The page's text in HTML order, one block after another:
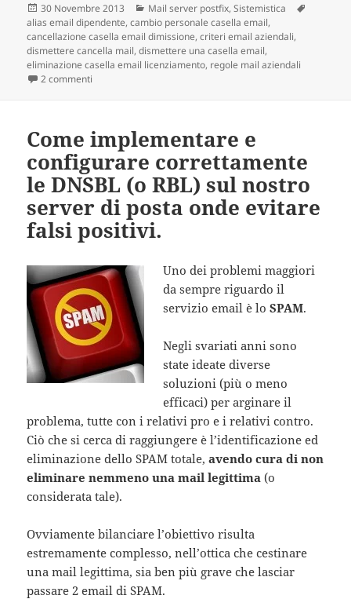
Scritto
il
30 Novembre 2013 Categorie
Mail server postfix,Sistemistica
alias email dipendente,cambio personale casella email,
cancellazione casella email dimissione,criteri email aziendali,
dismettere cancella mail,dismettere una casella email,
eliminazione casella email licenziamento, regole mail aziendali
2 commenti
Come implementare e
configurare correttamente
le DNSBL (o RBL) sul nostro
server di posta onde evitare
falsi positivi.
Uno dei problemi maggiori
da sempre riguardo il
servizio email è loSPAM.
Negli svariati anni sono
state ideate diverse
soluzioni (più o meno
efficaci) per arginare il
problema, tutte con i relativi pro e i relativi contro.
Ciò che si cerca di raggiungere è l’identificazione ed
eliminazione dello SPAM totale,avendo cura di non
eliminare nemmeno una mail legittima (o
considerata tale).
Ovviamente bilanciare l’obiettivo risulta
estremamente complesso, nell’ottica che cestinare
una mail legittima, sia ben più grave che lasciar
passare 2 email di SPAM.